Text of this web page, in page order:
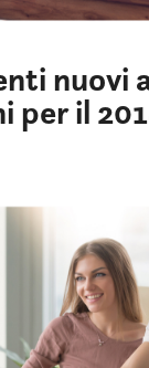
nuovi
per il